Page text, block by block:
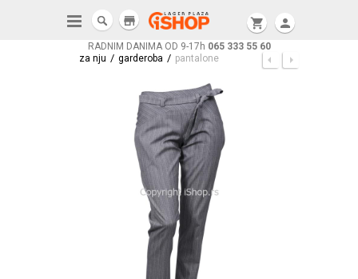
RADNIM DANIMA OD 9-17h 065 333 55 60
shopping_cart person
store
za nju / garderoba / pantalone